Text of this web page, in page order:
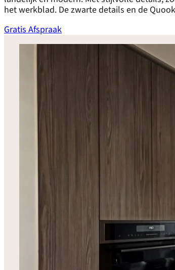
het werkblad. De zwarte details en de
Gratis Afspraak